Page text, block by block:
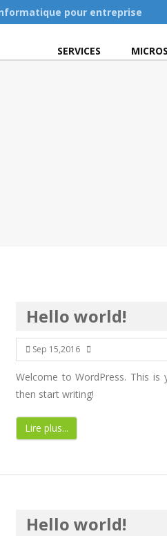
pour entreprise
SERVICES
Hello world!
Sep 15,2016
Welcome to WordPress. This
then start writing!
Lire plus...
Hello world!